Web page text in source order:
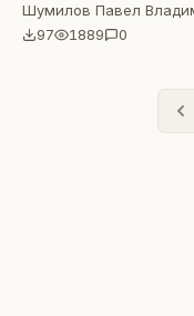
97
1889 0